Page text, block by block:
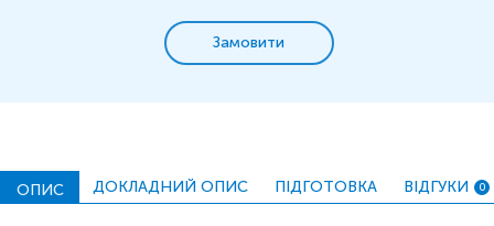
інтраепітеліальної неоплазії (CIN), а потім - раку шийки
Матеріал
Замовити
ОПИС ДОКЛАДНИЙ ОПИС ПІДГОТОВКА ВІДГУКИ 0